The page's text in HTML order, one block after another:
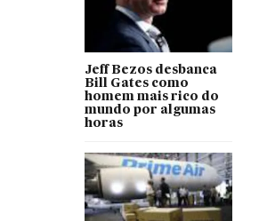
Jeff Bezos desbanca
Bill Gates como
homem mais rico do
mundo por algumas
horas